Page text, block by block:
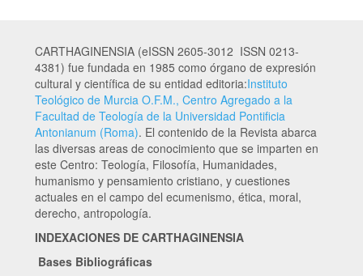
CARTHAGINENSIA (eISSN 2605-3012 ISSN 0213-
4381) fue fundada en 1985 como órgano de expresión
cultural y científica de su entidad editoria:Instituto
Teológico de Murcia O.F.M., Centro Agregado a la
Facultad de Teología de la Universidad Pontificia
Antonianum (Roma). El contenido de la Revista abarca
las diversas areas de conocimiento que se imparten en
este Centro: Teología, Filosofía, Humanidades,
humanismo y pensamiento cristiano, y cuestiones
actuales en el campo del ecumenismo, ética, moral,
derecho, antropología.
INDEXACIONES DE CARTHAGINENSIA
Bases Bibliográficas